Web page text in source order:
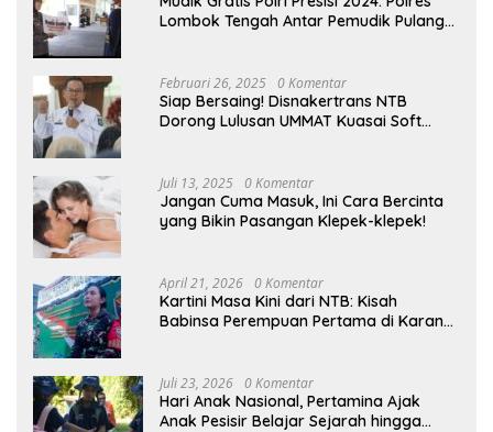
Lombok Tengah Antar Pemudik Pulang
Februari 26, 2025 0 Komentar
Siap Bersaing! Disnakertrans NTB
Dorong Lulusan UMMAT Kuasai Soft
Juli 13, 2025 0 Komentar
Jangan Cuma Masuk, Ini Cara Bercinta
yang Bikin Pasangan Klepek-klepek!
April 21, 2026 0 Komentar
Kartini Masa Kini dari NTB: Kisah
Babinsa Perempuan Pertama di Karang
Juli 23, 2026 0 Komentar
Hari Anak Nasional, Pertamina Ajak
Anak Pesisir Belajar Sejarah hingga